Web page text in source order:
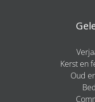
Kerst en
Oud